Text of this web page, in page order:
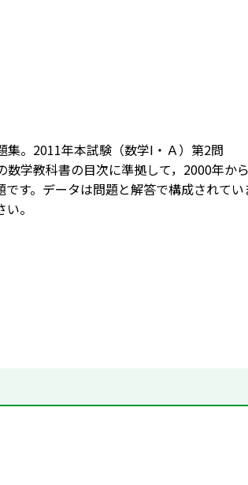
集。2011年本試験（数学I・Ａ）第2問
数学教科書の目次に準拠して，2000年か
す。データは問題と解答で構成されてい
。